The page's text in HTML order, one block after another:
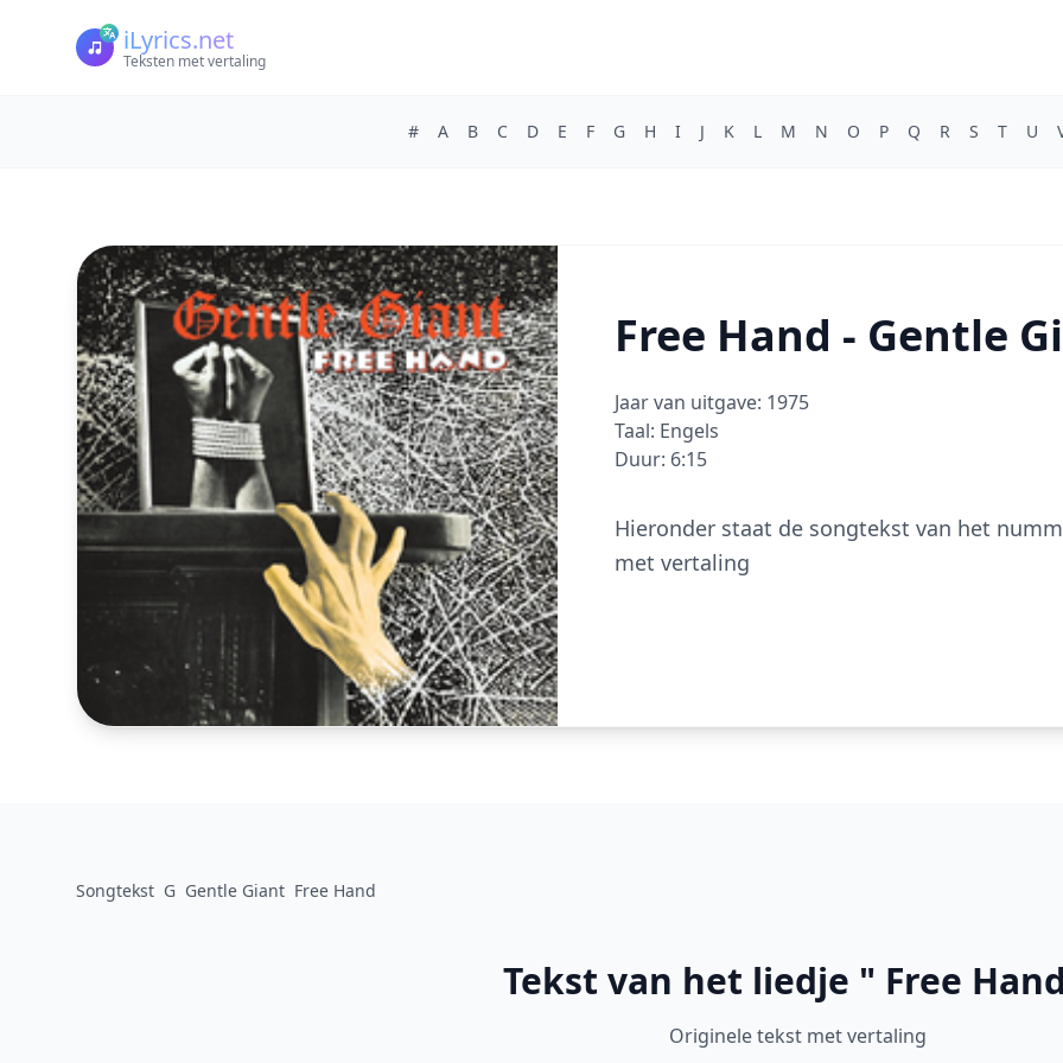
iLyrics.net
Teksten met vertaling
# A B C D E F G H I J K L M N O P Q R S T U
Free Hand - Gentle
Jaar van uitgave: 1975
Taal: Engels
Duur: 6:15
Hieronder staat de songtekst van het
met vertaling
Songtekst G Gentle Giant Free Hand
Tekst van het liedje " Free
Originele tekst met vertaling